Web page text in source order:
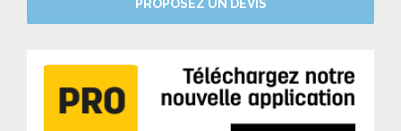
PROPOSEZ UN DEVIS